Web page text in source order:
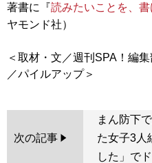
著書に『読みたいことを、書
ヤモンド社）
＜取材・文／週刊SPA！編
次の記事
まん防下
た女子3人
した」で